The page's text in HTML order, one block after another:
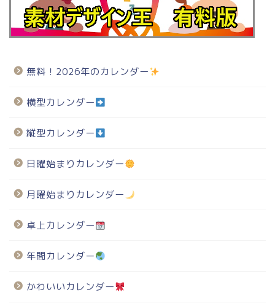
無料！2026年のカレンダー
横型カレンダー
縦型カレンダー
日曜始まりカレンダー
月曜始まりカレンダー
卓上カレンダー
年間カレンダー
かわいいカレンダー